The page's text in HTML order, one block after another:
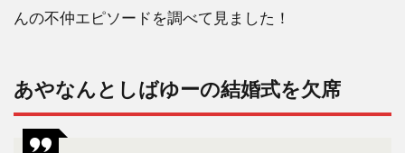
んの不仲エピソードを調べて見ました！
あやなんとしばゆーの結婚式を欠席